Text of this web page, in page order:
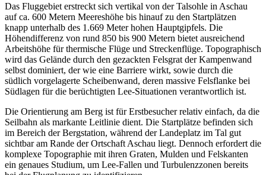
Das Fluggebiet erstreckt sich vertikal von der Talsohle in Aschau
auf ca. 600 Metern Meereshöhe bis hinauf zu den Startplätzen
knapp unterhalb des 1.669 Meter hohen Hauptgipfels. Die
Höhendifferenz von rund 850 bis 900 Metern bietet ausreichend
Arbeitshöhe für thermische Flüge und Streckenflüge. Topographisch
wird das Gelände durch den gezackten Felsgrat der Kampenwand
selbst dominiert, der wie eine Barriere wirkt, sowie durch die
südlich vorgelagerte Scheibenwand, deren massive Felsflanke bei
Südlagen für die berüchtigten Lee-Situationen verantwortlich ist.
Die Orientierung am Berg ist für Erstbesucher relativ einfach, da die
Seilbahn als markante Leitlinie dient. Die Startplätze befinden sich
im Bereich der Bergstation, während der Landeplatz im Tal gut
sichtbar am Rande der Ortschaft Aschau liegt. Dennoch erfordert die
komplexe Topographie mit ihren Graten, Mulden und Felskanten
ein genaues Studium, um Lee-Fallen und Turbulenzzonen bereits